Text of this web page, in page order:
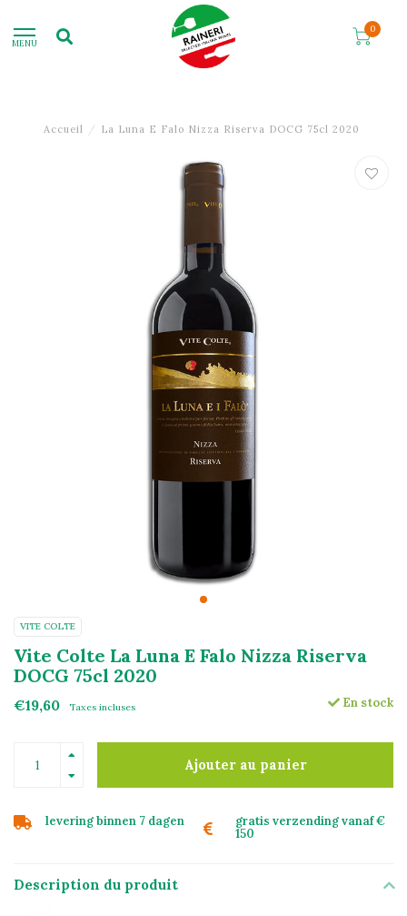
MENU
0
Accueil / La Luna E Falo Nizza Riserva DOCG 75cl 2020
VITE COLTE
Vite Colte La Luna E Falo Nizza Riserva
DOCG 75cl 2020
€19,60 Taxes incluses En stock
Ajouter au panier
levering binnen 7 dagen
gratis verzending vanaf €
150
Description du produit